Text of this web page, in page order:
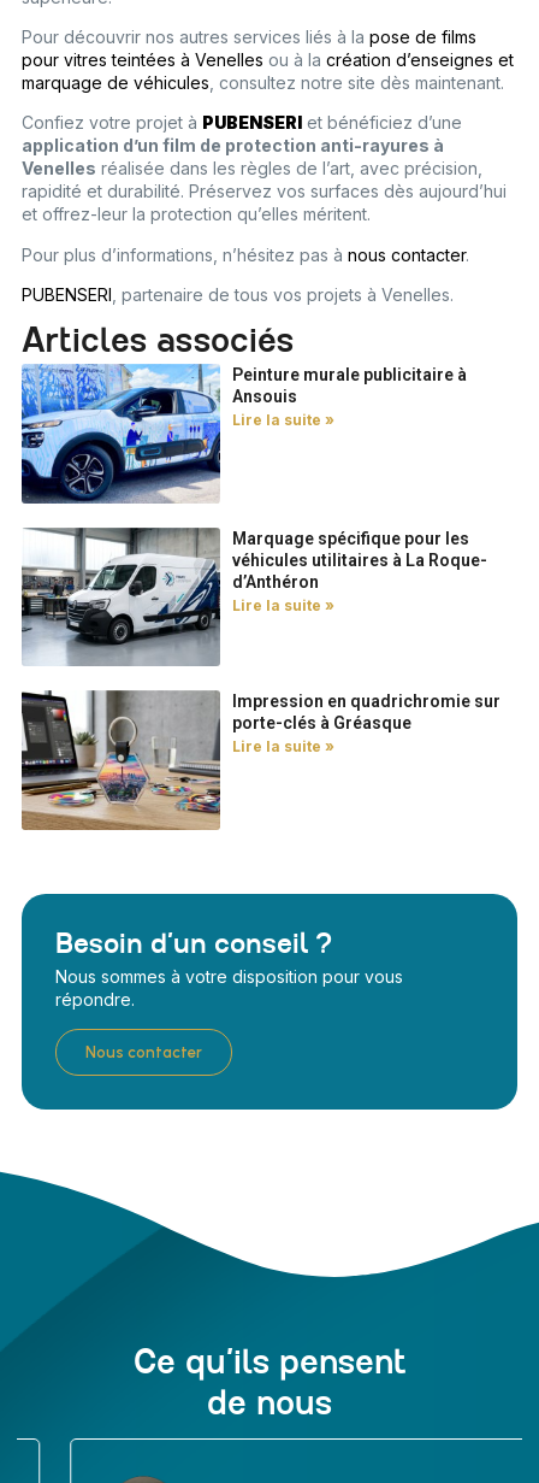
Pour découvrir nos autres services liés à la pose de films
pour vitres teintées à Venelles ou à la création d’enseignes et
marquage de véhicules , consultez notre site dès maintenant.
Confiez votre projet à PUBENSERIet bénéficiez d’une
application d’un film de protection anti-rayures à
Venelles réalisée dans les règles de l’art, avec précision,
rapidité et durabilité. Préservez vos surfaces dès aujourd’hui
et offrez-leur la protection qu’elles méritent.
Pour plus d’informations, n’hésitez pas à nous contacter.
PUBENSERI , partenaire de tous vos projets à Venelles.
Articles associés
Peinture murale publicitaire à
Ansouis
Lire la suite »
Marquage spécifique pour les
véhicules utilitaires à La Roque-
d’Anthéron
Lire la suite »
Impression en quadrichromie sur
porte-clés à Gréasque
Lire la suite »
Besoin d’un conseil ?
Nous sommes à votre disposition pour vous
répondre.
Nous contacter
Ce qu’ils pensent
de nous